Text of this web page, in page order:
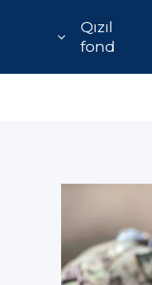
Qızıl
fond